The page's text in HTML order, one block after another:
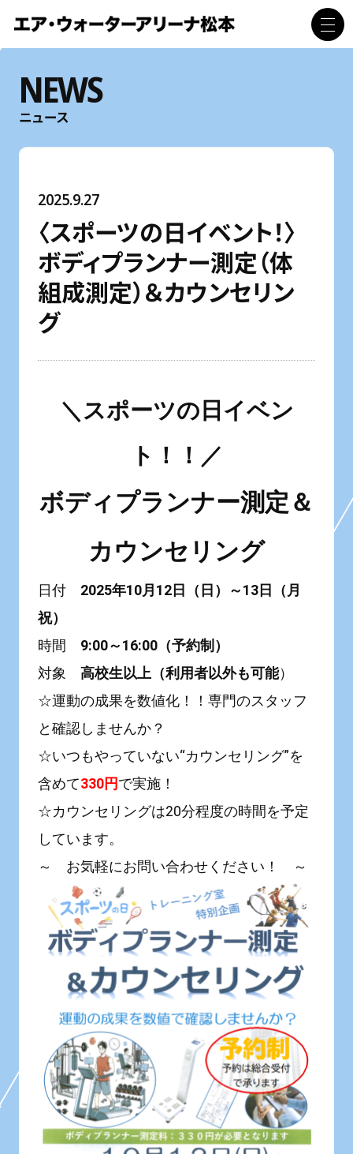
NEWS
ニュース
2025.9.27
〈スポーツの日イベント！〉
ボディプランナー測定（体
組成測定）＆カウンセリン
グ
＼スポーツの日イベン
ト！！／
ボディプランナー測定＆
カウンセリング
日付 2025年10月12日（日）～13日（月
祝）
時間 9:00～16:00（予約制）
対象 高校生以上（利用者以外も可能）
☆運動の成果を数値化！！専門のスタッフ
と確認しませんか？
☆いつもやっていない“カウンセリング”を
含めて330円で実施！
☆カウンセリングは20分程度の時間を予定
しています。
～ お気軽にお問い合わせください！ ～